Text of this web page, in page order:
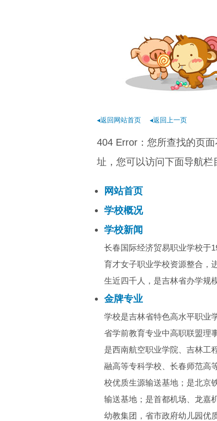
◂返回网站首页 ◂返回上一页
404 Error：您所查找的页
址，您可以访问下面导航栏
网站首页
学校概况
学校新闻
长春国际经济贸易职业学校于
育才女子职业学校资源整合，
生近四千人，是吉林省办学规
金牌专业
学校是吉林省特色高水平职业
省学前教育专业中高职联盟理
是西南航空职业学院、吉林工
融高等专科学校、长春师范高
校优质生源输送基地；是北京
输送基地；是首都机场、龙嘉
幼教集团，省市政府幼儿园优